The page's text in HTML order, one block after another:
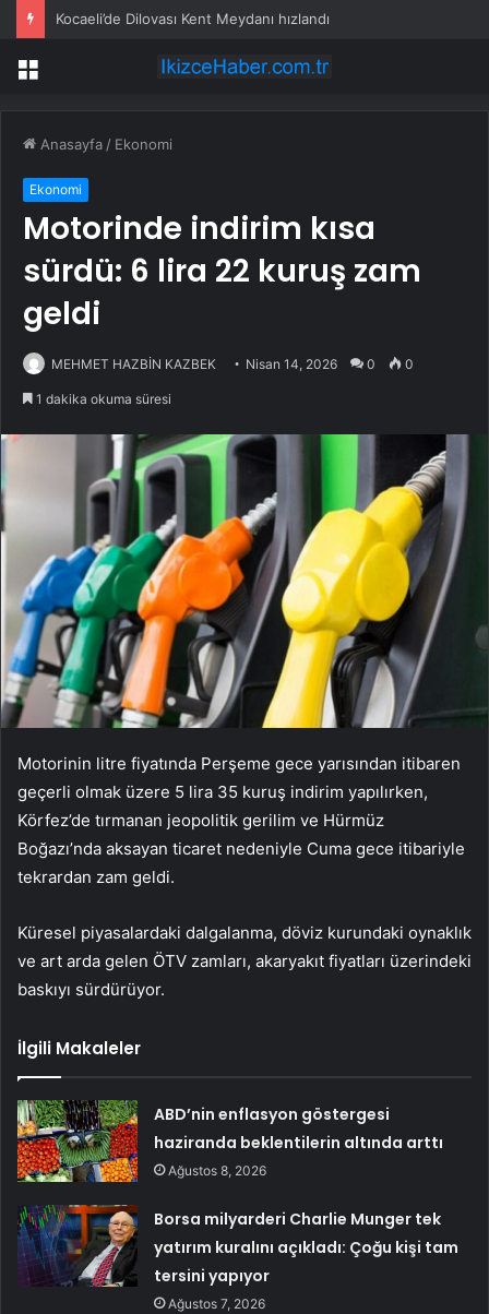
Kocaeli’de Dilovası Kent Meydanı hızlandı
Menü
Anasayfa / Ekonomi
Ekonomi
Motorinde indirim kısa
sürdü: 6 lira 22 kuruş zam
geldi
MEHMET HAZBİN KAZBEK Nisan 14, 2026 0 0
1 dakika okuma süresi
Motorinin litre fiyatında Perşeme gece yarısından itibaren
geçerli olmak üzere 5 lira 35 kuruş indirim yapılırken,
Körfez’de tırmanan jeopolitik gerilim ve Hürmüz
Boğazı’nda aksayan ticaret nedeniyle Cuma gece itibariyle
tekrardan zam geldi.
Küresel piyasalardaki dalgalanma, döviz kurundaki oynaklık
ve art arda gelen ÖTV zamları, akaryakıt fiyatları üzerindeki
baskıyı sürdürüyor.
İlgili Makaleler
ABD’nin enflasyon göstergesi
haziranda beklentilerin altında arttı
Ağustos 8, 2026
Borsa milyarderi Charlie Munger tek
yatırım kuralını açıkladı: Çoğu kişi tam
tersini yapıyor
Ağustos 7, 2026